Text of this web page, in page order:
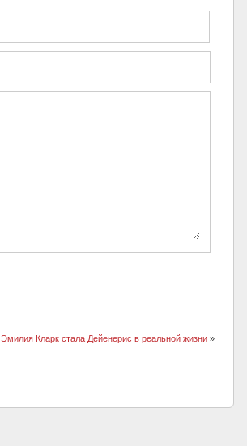
Эмилия Кларк стала Дейенерис в реальной жизни»